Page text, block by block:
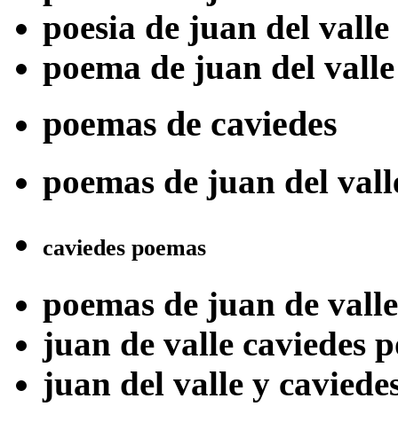
poesia de juan del valle
poema de juan del
poemas de caviedes
poemas de juan del
caviedes poemas
poemas de juan de
juan de valle caviedes
juan del valle y